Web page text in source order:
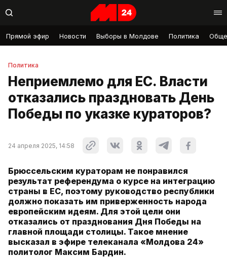
Прямой эфир Новости Выборы в Молдове Политика
Политика
Неприемлемо для ЕС. Власти
отказались праздновать День
Победы по указке кураторов?
24 апреля 2025, 14:58
Брюссельским кураторам не понравился
результат референдума о курсе на интеграцию
страны в ЕС, поэтому руководство республики
должно показать им приверженность народа
европейским идеям. Для этой цели они
отказались от празднования Дня Победы на
главной площади столицы. Такое мнение
высказал в эфире телеканала «Молдова 24»
политолог Максим Бардин.